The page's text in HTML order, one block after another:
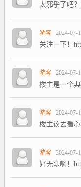
太邪乎了吧？
游客 2024-07-
关注一下！
游客 2024-07-
楼主是一个
游客 2024-07-
楼主该去看
游客 2024-07-
好无聊啊！